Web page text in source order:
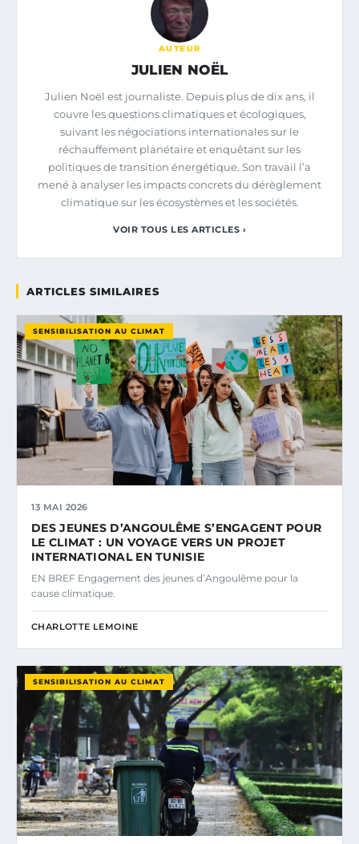
AUTEUR
JULIEN NOËL
Julien Noël est journaliste. Depuis plus de dix ans, il
couvre les questions climatiques et écologiques,
suivant les négociations internationales sur le
réchauffement planétaire et enquêtant sur les
politiques de transition énergétique. Son travail l’a
mené à analyser les impacts concrets du dérèglement
climatique sur les écosystèmes et les sociétés.
VOIR TOUS LES ARTICLES ›
ARTICLES SIMILAIRES
SENSIBILISATION AU CLIMAT
13 MAI 2026
DES JEUNES D’ANGOULÊME S’ENGAGENT POUR
LE CLIMAT : UN VOYAGE VERS UN PROJET
INTERNATIONAL EN TUNISIE
EN BREF Engagement des jeunes d’Angoulême pour la
cause climatique.
CHARLOTTE LEMOINE
SENSIBILISATION AU CLIMAT